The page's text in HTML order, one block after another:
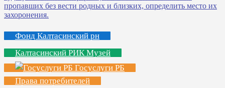
Фонд Калтасинский рн
Калтасинский РИК Музей
Госуслуги РБ
Права потребителей